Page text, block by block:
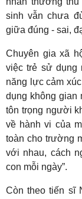
sinh vẫn chưa
giữa đúng - sai,
Chuyên gia xã
việc trẻ sử dụng
năng lực cảm
dụng không gian
tôn trọng người
về hành vi của
toàn cho trường
với nhau, cách
con mỗi ngày”.
Còn theo tiến sĩ